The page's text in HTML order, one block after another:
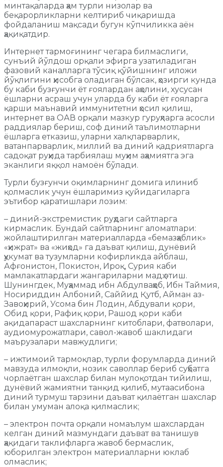
минтақаларда ҳам турли низолар ва
беқарорликларни келтириб чиқаришда
фойдаланиш мақсади бугун кўпчиликка аён
ҳақиқатдир.
Интернет тармоғининг чегара билмаслиги,
сунъий йўлдош орқали эфирга узатиладиган
фазовий каналларга тўсиқ қўйишнинг иложи
йўқлигини ҳисобга оладиган бўлсак, ҳозирги кунда
бу каби бузғунчи ёт ғоялардан аҳолини, хусусан
ёшларни асраш учун уларда бу каби ёт ғояларга
қарши маънавий иммунитетни ҳосил қилиш,
интернет ва ОАВ орқали мазкур гуруҳларга асосли
раддиялар бериш, соф диний таълимотларни
ёшларга етказиш, уларни халқпарварлик,
ватанпарварлик, миллий ва диний қадриятларга
садоқат руҳида тарбиялаш муҳим аҳамиятга эга
эканлиги яққол намоён бўлади.
Турли бузғунчи оқимларнинг домига илиниб
қолмаслик учун ёшларимиз қуйидагиларга
эътибор қаратишлари лозим:
– диний-экстремистик руҳдаги сайтларга
кирмаслик. Бундай сайтларнинг аломатлари:
жойлаштирилган материалларда «бемазҳаблик»
«ҳижрат» ва «жиҳод» га даъват қилиш, дунёвий
ҳукумат ва тузумларни кофирликда айблаш,
Афғонистон, Покистон, Ироқ, Сурия каби
мамлакатлардаги жангариларни мадҳ этиш.
Шунингдек, Муҳаммад ибн Абдулваҳҳоб, Ибн Таймия,
Носириддин Албоний, Саййид Қутб, Айман аз-
Завоҳирий, Усома бин Лодин, Абдували қори,
Обид қори, Рафиқ қори, Рашод қори каби
ақидапараст шахсларнинг китоблари, фатволари,
аудиомурожатлари, савол-жавоб шаклидаги
маърузалари мавжудлиги;
– ижтимоий тармоқлар, турли форумларда диний
мавзуда илмоқли, нозик саволлар бериб суҳбатга
чорлаётган шахслар билан мулоқотдан тийилиш,
дунёвий жамиятни танқид қилиб, мутаасибона
диний турмуш тарзини даъват қилаётган шахслар
билан умуман алоқа қилмаслик;
– электрон почта орқали номаълум шахслардан
келган диний мазмундаги даъват ва танишув
ҳақидаги таклифларга жавоб бермаслик,
юборилган электрон материалларни юклаб
олмаслик;